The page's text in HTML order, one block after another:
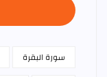
سورة البقرة